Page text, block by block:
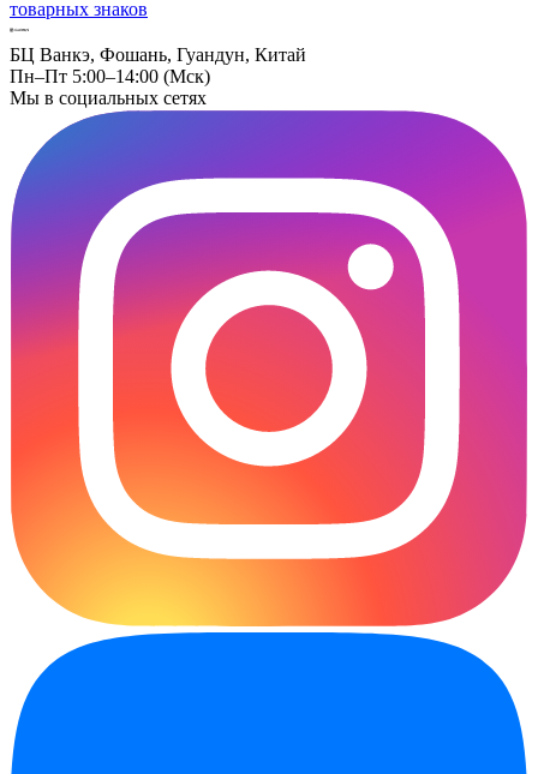
товарных знаков
БЦ Ванкэ, Фошань, Гуандун, Китай
Пн–Пт 5:00–14:00 (Мск)
Мы в социальных сетях